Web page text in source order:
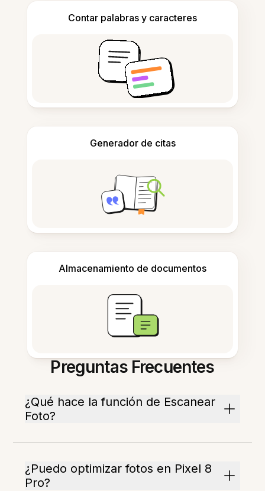
Contar palabras y caracteres
Generador de citas
Almacenamiento de documentos
Preguntas Frecuentes
¿Qué hace la función de Escanear
Foto?
¿Puedo optimizar fotos en Pixel 8
Pro?